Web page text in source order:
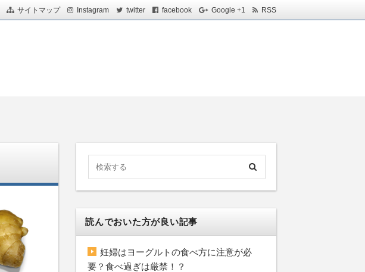
サイトマップ Instagram twitter facebook Google +1 RSS
読んでおいた方が良い記事
妊婦はヨーグルトの食べ方に注意が必
要？食べ過ぎは厳禁！？